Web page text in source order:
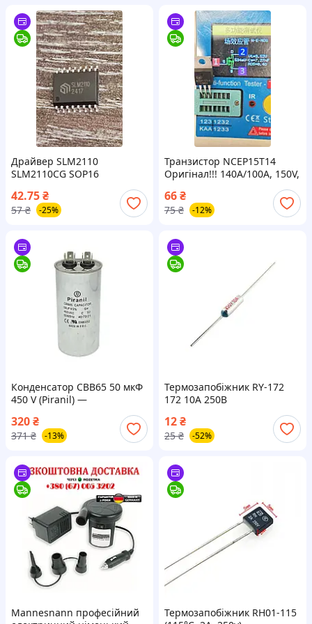
Драйвер SLM2110
SLM2110CG SOP16
42.75₴
57 ₴ -25%
Транзистор NCEP15T14
Оригінал!!! 140A/100A, 150V,
66₴
75 ₴ -12%
Конденсатор CBB65 50 мкФ
450 V (Piranil) —
алюмінієвий корпус, для
кондиціонерів і
320₴
371 ₴ -13%
Термозапобіжник RY-172
172 10А 250В
12₴
25 ₴ -52%
Mannesnann професійний
Термозапобіжник RH01-115